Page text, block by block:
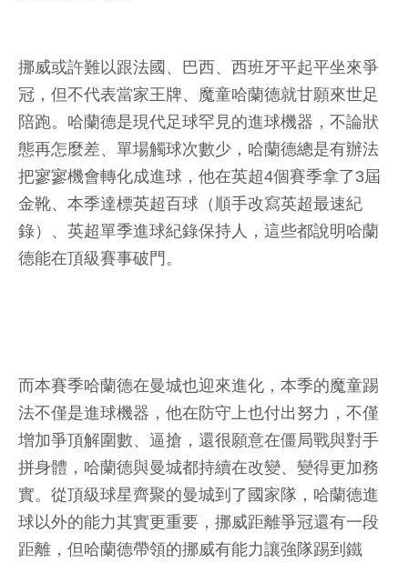
挪威或許難以跟法國、巴西、西班牙平起平坐來爭
冠，但不代表當家王牌、魔童哈蘭德就甘願來世足
陪跑。哈蘭德是現代足球罕見的進球機器，不論狀
態再怎麼差、單場觸球次數少，哈蘭德總是有辦法
把寥寥機會轉化成進球，他在英超4個賽季拿了3屆
金靴、本季達標英超百球（順手改寫英超最速紀
錄）、英超單季進球紀錄保持人，這些都說明哈蘭
德能在頂級賽事破門。
而本賽季哈蘭德在曼城也迎來進化，本季的魔童踢
法不僅是進球機器，他在防守上也付出努力，不僅
增加爭頂解圍數、逼搶，還很願意在僵局戰與對手
拼身體，哈蘭德與曼城都持續在改變、變得更加務
實。從頂級球星齊聚的曼城到了國家隊，哈蘭德進
球以外的能力其實更重要，挪威距離爭冠還有一段
距離，但哈蘭德帶領的挪威有能力讓強隊踢到鐵